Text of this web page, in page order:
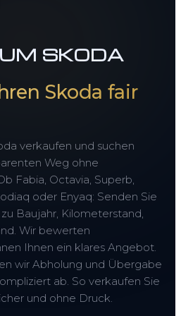
SKODA
Skoda fair
verkaufen und suchen
Weg ohne
Fabia, Octavia, Superb,
oder Enyaq: Senden Sie
Baujahr, Kilometerstand,
Wir bewerten
Ihnen ein klares Angebot.
wir Abholung und Übergabe
ab. So verkaufen Sie
und ohne Druck.